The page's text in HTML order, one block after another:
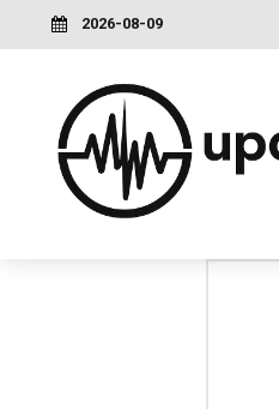
2026-08-09